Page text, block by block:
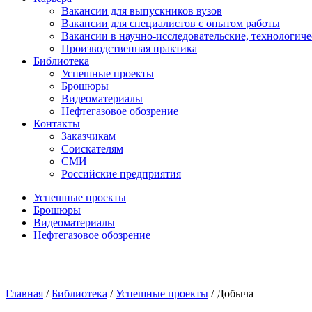
Вакансии для выпускников вузов
Вакансии для специалистов с опытом работы
Вакансии в научно-исследовательские,
Производственная практика
Библиотека
Успешные проекты
Брошюры
Видеоматериалы
Нефтегазовое обозрение
Контакты
Заказчикам
Соискателям
СМИ
Российские предприятия
Успешные проекты
Брошюры
Видеоматериалы
Нефтегазовое обозрение
Главная /Библиотека /Успешные проекты / Добыча